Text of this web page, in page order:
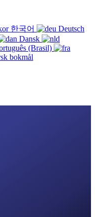
한국어
Deutsch
Dansk
(Brasil)
bokmål